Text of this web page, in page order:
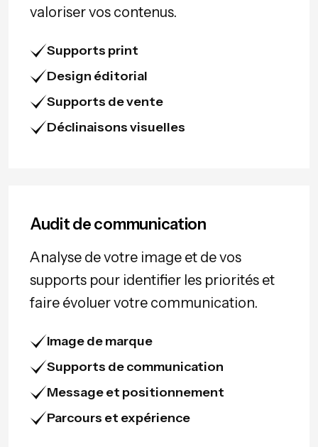
valoriser vos contenus.
Supports print
Design éditorial
Supports de vente
Déclinaisons visuelles
Audit de communication
Analyse de votre image et de vos
supports pour identifier les priorités et
faire évoluer votre communication.
Image de marque
Supports de communication
Message et positionnement
Parcours et expérience